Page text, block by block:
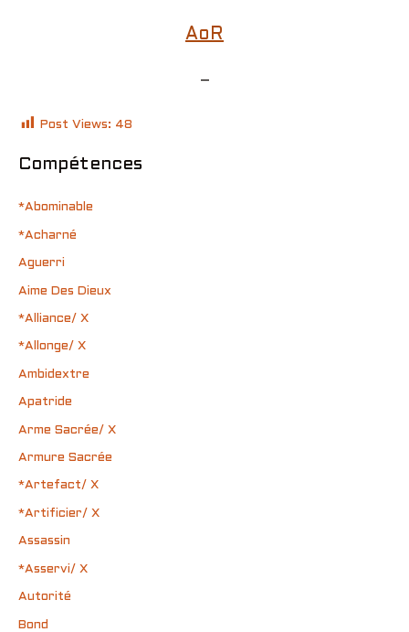
AoR
–
Post Views: 48
Compétences
*Abominable
*Acharné
Aguerri
Aime Des Dieux
*Alliance/ X
*Allonge/ X
Ambidextre
Apatride
Arme Sacrée/ X
Armure Sacrée
*Artefact/ X
*Artificier/ X
Assassin
*Asservi/ X
Autorité
Bond